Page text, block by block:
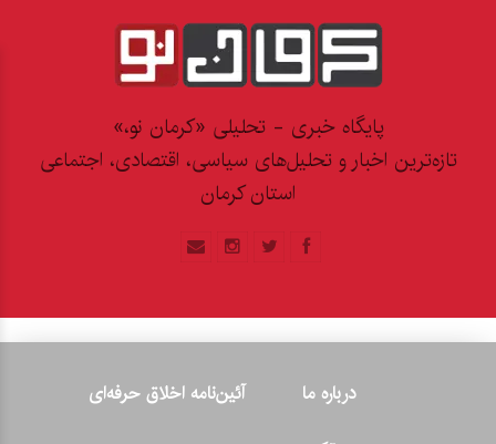
پایگاه خبری - تحلیلی «کرمان نو،»
تازه‌ترین اخبار و تحلیل‌های سیاسی، اقتصادی، اجتماعی
استان کرمان
درباره ما
آئین‌نامه اخلاق حرفه‌ای